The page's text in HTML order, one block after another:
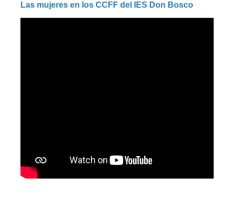
Las mujeres en los CCFF del IES Don Bosco